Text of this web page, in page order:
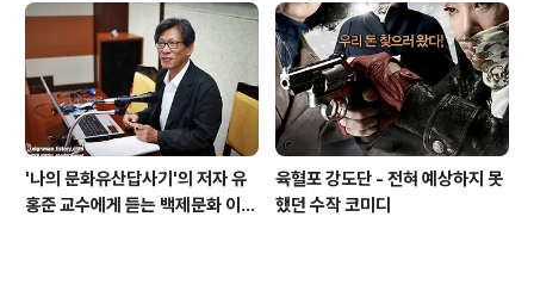
'나의 문화유산답사기'의 저자 유
홍준 교수에게 듣는 백제문화 이야
육혈포 강도단 - 전혀 예상하지 못
했던 수작 코미디